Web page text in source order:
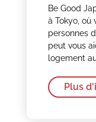
Be Good
à Tokyo, où
personnes
peut vous
logement
Plus